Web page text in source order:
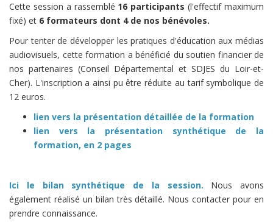
Cette session a rassemblé 16 participants (l'effectif maximum
fixé) et 6 formateurs dont 4 de nos bénévoles.
Pour tenter de développer les pratiques d'éducation aux médias
audiovisuels, cette formation a bénéficié du soutien financier de
nos partenaires (Conseil Départemental et SDJES du Loir-et-
Cher). L'inscription a ainsi pu être réduite au tarif symbolique de
12 euros.
lien vers la présentation détaillée de la formation
lien vers la présentation synthétique de la
formation, en 2 pages
Ici le bilan synthétique de la session. Nous avons
également réalisé un bilan très détaillé. Nous contacter pour en
prendre connaissance.